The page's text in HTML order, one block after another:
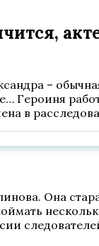
–
Героиня
в
Она